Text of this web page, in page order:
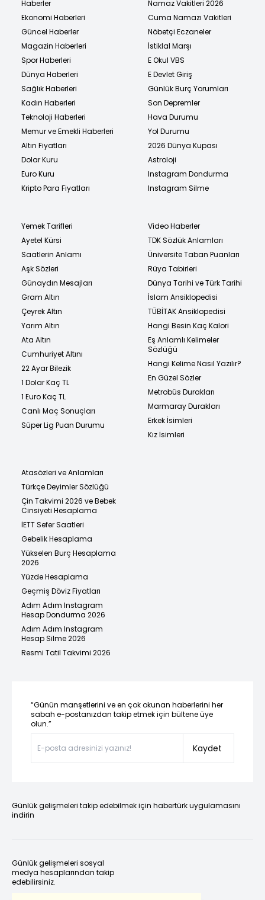
Haberler
Ekonomi Haberleri
Güncel Haberler
Magazin Haberleri
Spor Haberleri
Dünya Haberleri
Sağlık Haberleri
Kadın Haberleri
Teknoloji Haberleri
Memur ve Emekli Haberleri
Altın Fiyatları
Dolar Kuru
Euro Kuru
Kripto Para Fiyatları
Namaz Vakitleri 2026
Cuma Namazı Vakitleri
Nöbetçi Eczaneler
İstiklal Marşı
E Okul VBS
E Devlet Giriş
Günlük Burç Yorumları
Son Depremler
Hava Durumu
Yol Durumu
2026 Dünya Kupası
Astroloji
Instagram Dondurma
Instagram Silme
Yemek Tarifleri
Ayetel Kürsi
Saatlerin Anlamı
Aşk Sözleri
Günaydın Mesajları
Gram Altın
Çeyrek Altın
Yarım Altın
Ata Altın
Cumhuriyet Altını
22 Ayar Bilezik
1 Dolar Kaç TL
1 Euro Kaç TL
Canlı Maç Sonuçları
Süper Lig Puan Durumu
Video Haberler
TDK Sözlük Anlamları
Üniversite Taban Puanları
Rüya Tabirleri
Dünya Tarihi ve Türk Tarihi
İslam Ansiklopedisi
TÜBİTAK Ansiklopedisi
Hangi Besin Kaç Kalori
Eş Anlamlı Kelimeler
Sözlüğü
Hangi Kelime Nasıl Yazılır?
En Güzel Sözler
Metrobüs Durakları
Marmaray Durakları
Erkek İsimleri
Kız İsimleri
Atasözleri ve Anlamları
Türkçe Deyimler Sözlüğü
Çin Takvimi 2026 ve Bebek
Cinsiyeti Hesaplama
İETT Sefer Saatleri
Gebelik Hesaplama
Yükselen Burç Hesaplama
2026
Yüzde Hesaplama
Geçmiş Döviz Fiyatları
Adım Adım Instagram
Hesap Dondurma 2026
Adım Adım Instagram
Hesap Silme 2026
Resmi Tatil Takvimi 2026
“Günün manşetlerini ve en çok okunan haberlerini her
sabah e-postanızdan takip etmek için bültene üye
olun.”
Kaydet
Günlük gelişmeleri takip edebilmek için habertürk uygulamasını
indirin
Günlük gelişmeleri sosyal
medya hesaplarından takip
edebilirsiniz.